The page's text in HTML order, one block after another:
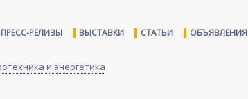
ПРЕСС-РЕЛИЗЫ ВЫСТАВКИ СТАТЬИ ОБЪЯВЛЕНИЯ
и энергетика